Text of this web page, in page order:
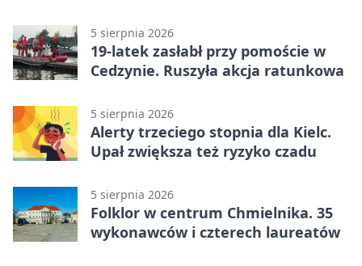
5 sierpnia 2026
19-latek zasłabł przy pomoście w
Cedzynie. Ruszyła akcja ratunkowa
5 sierpnia 2026
Alerty trzeciego stopnia dla Kielc.
Upał zwiększa też ryzyko czadu
5 sierpnia 2026
Folklor w centrum Chmielnika. 35
wykonawców i czterech laureatów